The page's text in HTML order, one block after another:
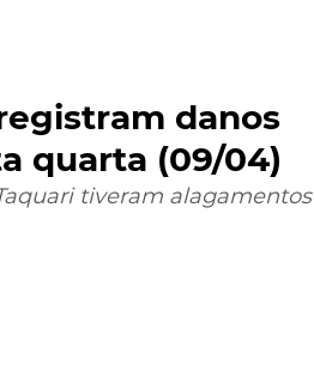
danos
quarta (09/04)
tiveram alagamentos